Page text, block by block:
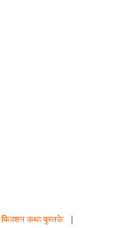
फिक्शन कथा पुस्तके |